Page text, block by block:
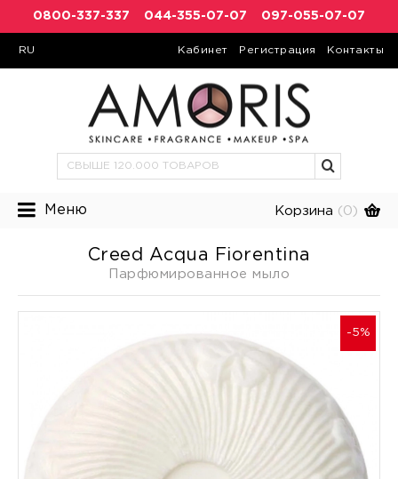
0800-337-337 044-355-07-07 097-055-07-07
RU Кабинет Регистрация Контакты
Меню Корзина (0)
Creed Acqua Fiorentina
Парфюмированное мыло
-5%